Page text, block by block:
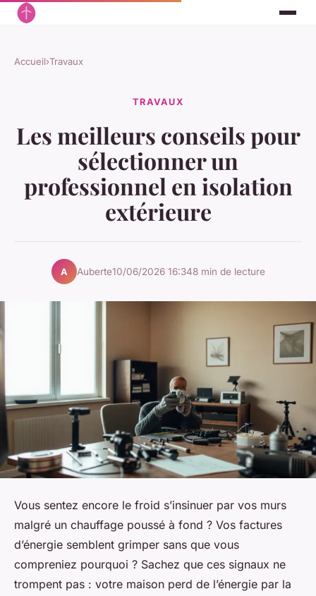
Accueil›Travaux
TRAVAUX
Les meilleurs conseils pour
sélectionner un
professionnel en isolation
extérieure
A Auberte10/06/2026 16:348 min de lecture
Vous sentez encore le froid s’insinuer par vos murs
malgré un chauffage poussé à fond ? Vos factures
d’énergie semblent grimper sans que vous
compreniez pourquoi ? Sachez que ces signaux ne
trompent pas : votre maison perd de l’énergie par la